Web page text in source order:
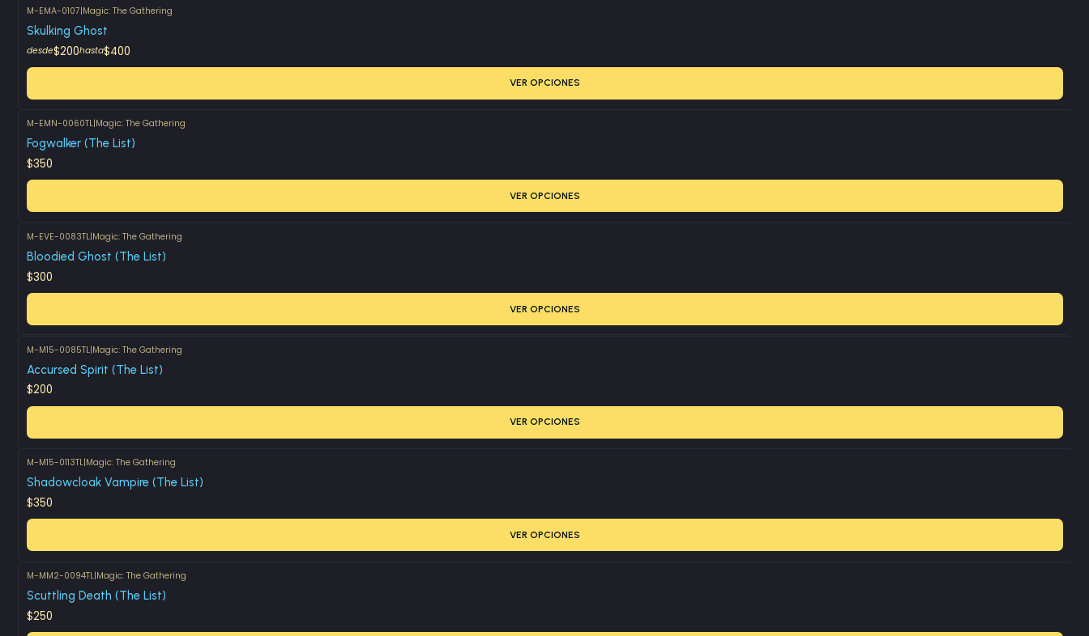
M-EMA-0107|Magic: The Gathering
Skulking Ghost
desde$200hasta$400
VER OPCIONES
M-EMN-0060TL|Magic: The Gathering
Fogwalker (The List)
$350
VER OPCIONES
M-EVE-0083TL|Magic: The Gathering
Bloodied Ghost (The List)
$300
VER OPCIONES
M-M15-0085TL|Magic: The Gathering
Accursed Spirit (The List)
$200
VER OPCIONES
M-M15-0113TL|Magic: The Gathering
Shadowcloak Vampire (The List)
$350
VER OPCIONES
M-MM2-0094TL|Magic: The Gathering
Scuttling Death (The List)
$250